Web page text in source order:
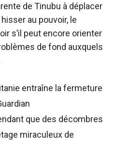
de Tinubu à déplacer
au pouvoir, le
s’il peut encore orienter
de fond auxquels
entraîne la fermeture
que des décombres
miraculeux de